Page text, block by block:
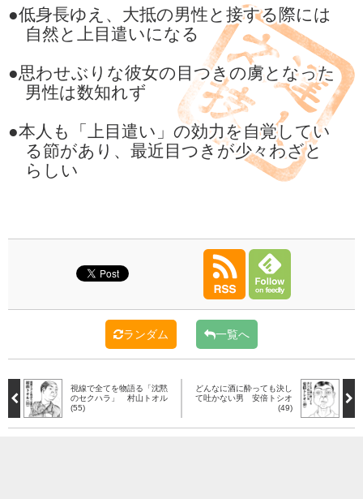
●低身長ゆえ、大抵の男性と接する際には
自然と上目遣いになる
●思わせぶりな彼女の目つきの虜となった
男性は数知れず
●本人も「上目遣い」の効力を自覚してい
る節があり、最近目つきが少々わざと
らしい
ランダム 一覧へ
視線で全てを物語る「沈黙
のセクハラ」 村山トオル
(55)
どんなに酒に酔っても決し
て吐かない男 安倍トシオ
(49)